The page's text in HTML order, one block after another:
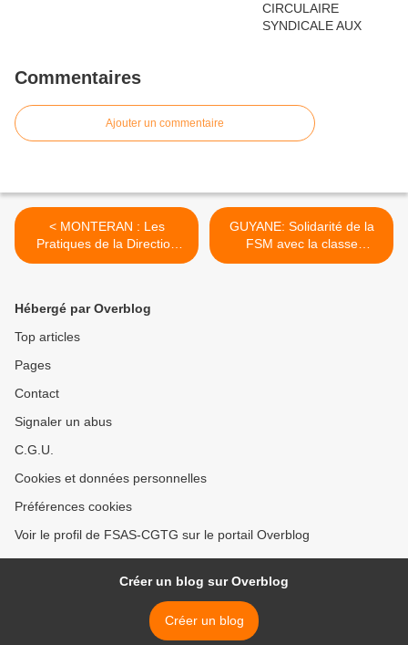
Commentaires
Ajouter un commentaire
< MONTERAN : Les
Pratiques de la Direction
des E.M.S. doivent cesser !
GUYANE: Solidarité de la
FSM avec la classe
ouvrière guyanaise >
Hébergé par Overblog
Top articles
Pages
Contact
Signaler un abus
C.G.U.
Cookies et données personnelles
Préférences cookies
Voir le profil de FSAS-CGTG sur le portail Overblog
Créer un blog sur Overblog
Créer un blog